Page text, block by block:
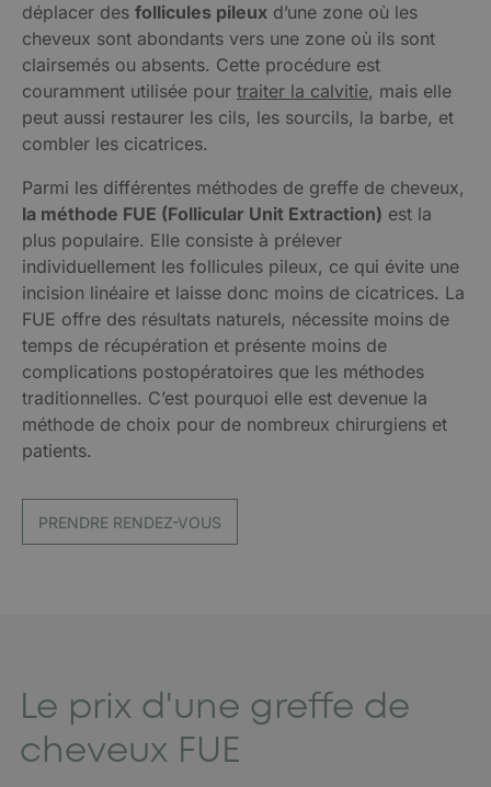
déplacer des follicules pileux d’une zone où les
cheveux sont abondants vers une zone où ils sont
clairsemés ou absents. Cette procédure est
couramment utilisée pour traiter la calvitie, mais elle
peut aussi restaurer les cils, les sourcils, la barbe, et
combler les cicatrices.
Parmi les différentes méthodes de greffe de cheveux,
la méthode FUE (Follicular Unit Extraction) est la
plus populaire. Elle consiste à prélever
individuellement les follicules pileux, ce qui évite une
incision linéaire et laisse donc moins de cicatrices. La
FUE offre des résultats naturels, nécessite moins de
temps de récupération et présente moins de
complications postopératoires que les méthodes
traditionnelles. C’est pourquoi elle est devenue la
méthode de choix pour de nombreux chirurgiens et
patients.
PRENDRE RENDEZ-VOUS
Le prix d'une greffe de
cheveux FUE